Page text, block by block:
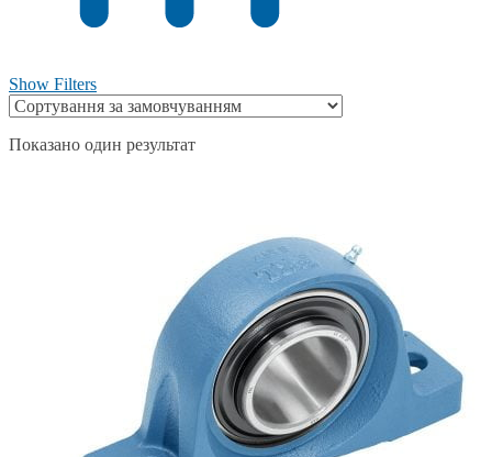
Show Filters
Показано один результат